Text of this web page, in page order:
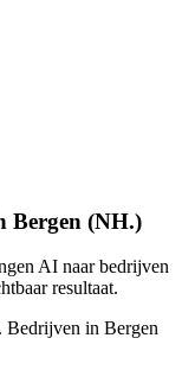
Bergen (NH.)
AI naar bedrijven
resultaat.
Bedrijven in Bergen